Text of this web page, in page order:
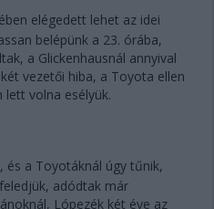
elégedett lehet az idei
belépünk a 23. órába,
a Glickenhausnál annyival
vezetői hiba, a Toyota ellen
lett volna esélyük.
és a Toyotáknál úgy tűnik,
adódtak már
Lópezék két éve az